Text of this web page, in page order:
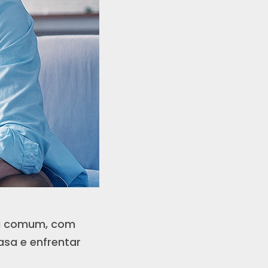
comum, com
e enfrentar